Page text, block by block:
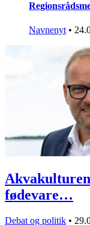
Navnenyt •
fødevare…
Debat og politik •